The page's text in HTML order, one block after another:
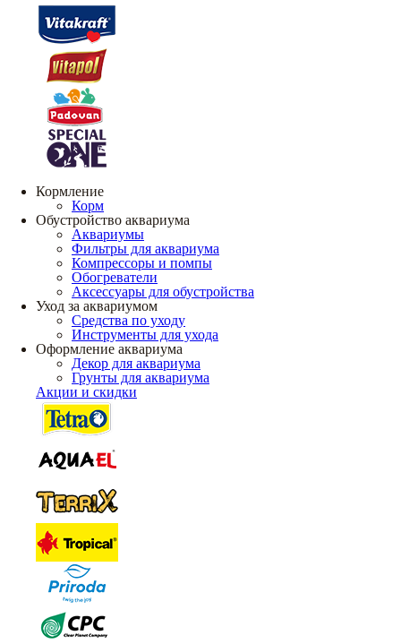
Кормление
Корм
Обустройство аквариума
Аквариумы
Фильтры для аквариума
Компрессоры и помпы
Обогреватели
Аксессуары для обустройства
Уход за аквариумом
Средства по уходу
Инструменты для ухода
Оформление аквариума
Декор для аквариума
Грунты для аквариума
Акции и скидки